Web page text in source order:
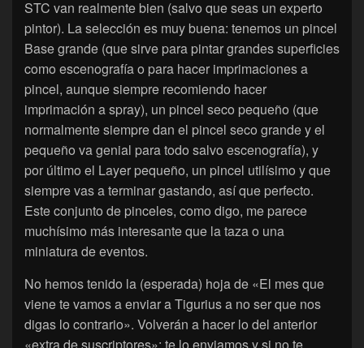
STC van realmente bien (salvo que seas un experto
pintor). La selección es muy buena: tenemos un pincel
Base grande (que sirve para pintar grandes superficies
como escenografía o para hacer imprimaciones a
pincel, aunque siempre recomiendo hacer
imprimación a spray), un pincel seco pequeño (que
normalmente siempre dan el pincel seco grande y el
pequeño va genial para todo salvo escenografía), y
por último el Layer pequeño, un pincel utilísimo y que
siempre vas a terminar gastando, así que perfecto.
Este conjunto de pinceles, como digo, me parece
muchísimo más interesante que la taza o una
miniatura de eventos.
No hemos tenido la (esperada) hoja de «El mes que
viene te vamos a enviar a Tigurius a no ser que nos
digas lo contrario». Volverán a hacer lo del anterior
«extra de suscriptores»: te lo enviamos y si no te